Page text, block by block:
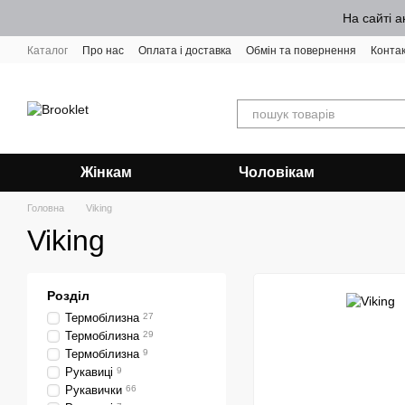
На сайті
Каталог Про нас Оплата і доставка Обмін та повернення
Жінкам Чоловікам
Головна Viking
Viking
Розділ
Термобілизна 27
Термобілизна 29
Термобілизна 9
Рукавиці 9
Рукавички 66